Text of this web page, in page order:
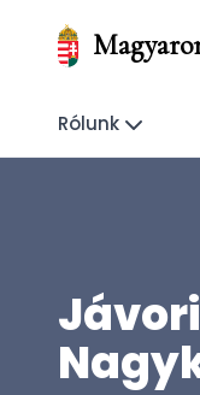
Rólunk